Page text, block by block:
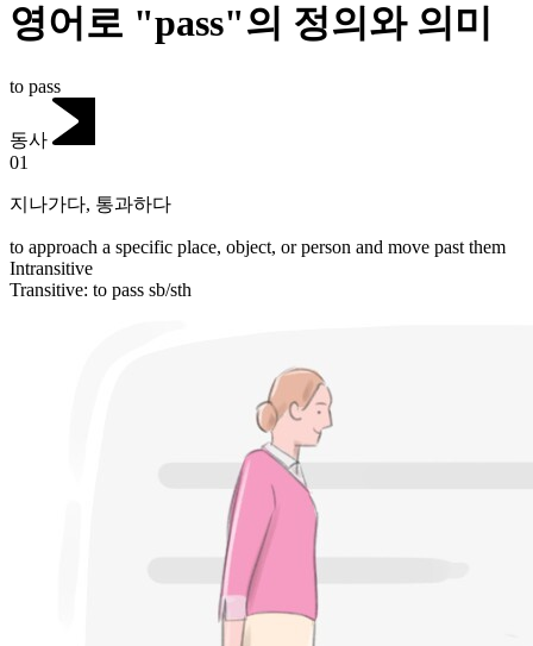
영어로 "pass"의 정의와 의미
to pass
동사
01
지나가다, 통과하다
to approach a specific place, object, or person and move past them
Intransitive
Transitive: to pass sb/sth